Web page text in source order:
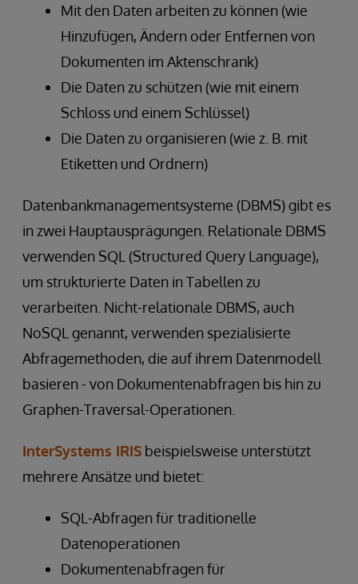
Mit den Daten arbeiten zu können (wie
Hinzufügen, Ändern oder Entfernen von
Dokumenten im Aktenschrank)
Die Daten zu schützen (wie mit einem
Schloss und einem Schlüssel)
Die Daten zu organisieren (wie z. B. mit
Etiketten und Ordnern)
Datenbankmanagementsysteme (DBMS) gibt es
in zwei Hauptausprägungen. Relationale DBMS
verwenden SQL (Structured Query Language),
um strukturierte Daten in Tabellen zu
verarbeiten. Nicht-relationale DBMS, auch
NoSQL genannt, verwenden spezialisierte
Abfragemethoden, die auf ihrem Datenmodell
basieren - von Dokumentenabfragen bis hin zu
Graphen-Traversal-Operationen.
InterSystems IRIS beispielsweise unterstützt
mehrere Ansätze und bietet:
SQL-Abfragen für traditionelle
Datenoperationen
Dokumentenabfragen für